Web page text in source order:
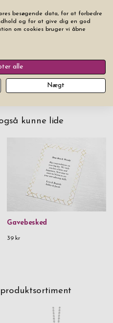
kr
kunne lide
Gavebesked
39 kr
besøgende data, for at forbedre
og for at give dig en god
om cookies bruger vi åbne
alle
Nægt